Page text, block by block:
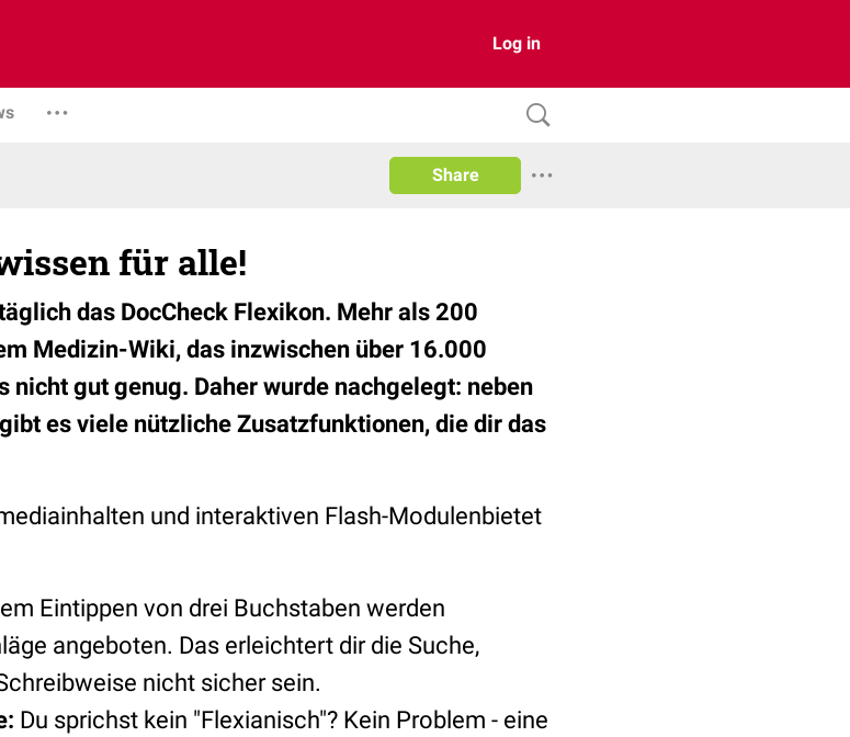
Log in
Share
für alle!
das DocCheck Flexikon. Mehr als 200
Medizin-Wiki, das inzwischen über 16.000
gut genug. Daher wurde nachgelegt: neben
es viele nützliche Zusatzfunktionen, die dir das
und interaktiven Flash-Modulenbietet
Eintippen von drei Buchstaben werden
angeboten. Das erleichtert dir die Suche,
nicht sicher sein.
Du sprichst kein "Flexianisch"? Kein Problem - eine